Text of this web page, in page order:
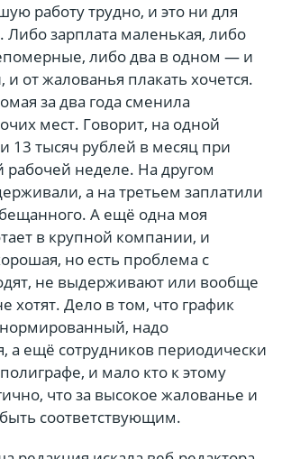
работу трудно, и это ни для
Либо зарплата маленькая, либо
либо два в одном — и
и от жалованья плакать хочется.
за два года сменила
мест. Говорит, на одной
13 тысяч рублей в месяц при
неделе. На другом
а на третьем заплатили
А ещё одна моя
в крупной компании, и
но есть проблема с
не выдерживают или вообще
хотят. Дело в том, что график
надо
а ещё сотрудников периодически
и мало кто к этому
что за высокое жалованье и
соответствующим.